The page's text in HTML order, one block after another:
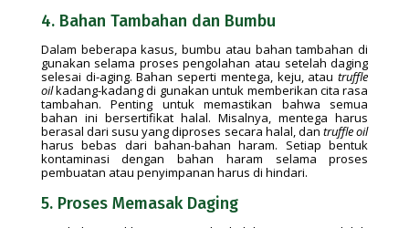
4. Bahan Tambahan dan Bumbu
Dalam beberapa kasus, bumbu atau bahan tambahan di
gunakan selama proses pengolahan atau setelah daging
selesai di-aging. Bahan seperti mentega, keju, atautruffle
oilkadang-kadang di gunakan untuk memberikan cita rasa
tambahan. Penting untuk memastikan bahwa semua
bahan ini bersertifikat halal. Misalnya, mentega harus
berasal dari susu yang diproses secara halal, dantruffle oil
harus bebas dari bahan-bahan haram. Setiap bentuk
kontaminasi dengan bahan haram selama proses
pembuatan atau penyimpanan harus di hindari.
5. Proses Memasak Daging